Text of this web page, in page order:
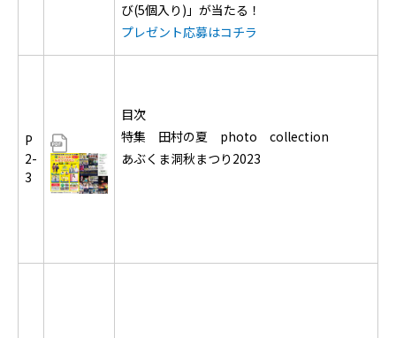
び(5個入り)」が当たる！
プレゼント応募はコチラ
P
2-
3
目次
特集 田村の夏 photo collection
あぶくま洞秋まつり2023